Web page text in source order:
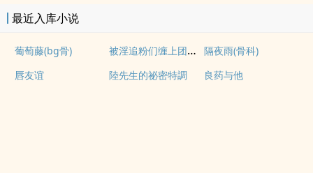
最近入库小说
葡萄藤(bg骨) 被淫追粉们缠上团播女主播(露出NPH)
隔夜雨(骨科)
唇友谊
陸先生的祕密特調 良药与他